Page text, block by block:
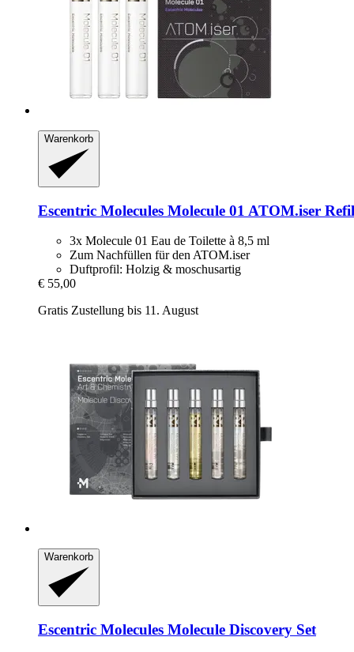
Warenkorb
Escentric Molecules Molecule 01 ATOM.iser
3x Molecule 01 Eau de Toilette à 8,5 ml
Zum Nachfüllen für den ATOM.iser
Duftprofil: Holzig & moschusartig
€ 55,00
Gratis Zustellung bis 11. August
Warenkorb
Escentric Molecules Molecule Discovery Set